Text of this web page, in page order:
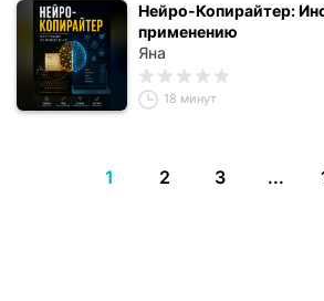
Нейро-Копирайтер:
применению
Яна
18 минут
1 2 3 ...